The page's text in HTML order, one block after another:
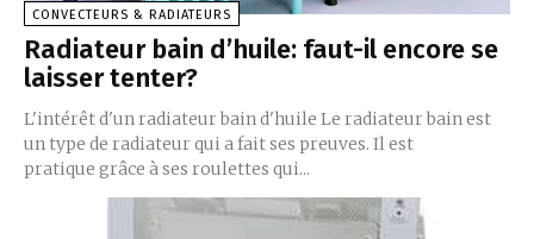
CONVECTEURS & RADIATEURS
Radiateur bain d’huile: faut-il encore se
laisser tenter?
L'intérêt d'un radiateur bain d'huile Le radiateur bain est
un type de radiateur qui a fait ses preuves. Il est
pratique grâce à ses roulettes qui...